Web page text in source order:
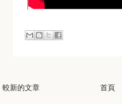
較新的文章 首頁